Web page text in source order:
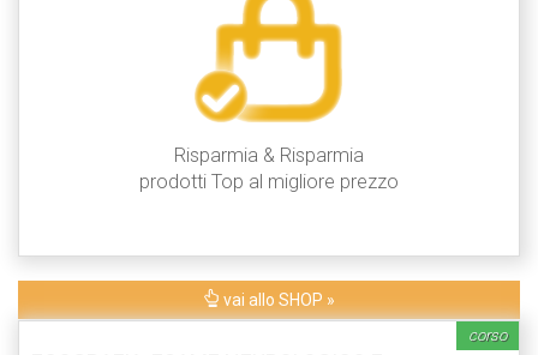
Risparmia & Risparmia
prodotti Top al migliore prezzo
vai allo SHOP »
corso